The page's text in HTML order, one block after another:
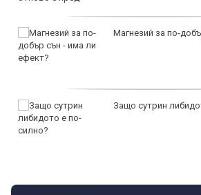
Магнезий за по-
Защо сутрин